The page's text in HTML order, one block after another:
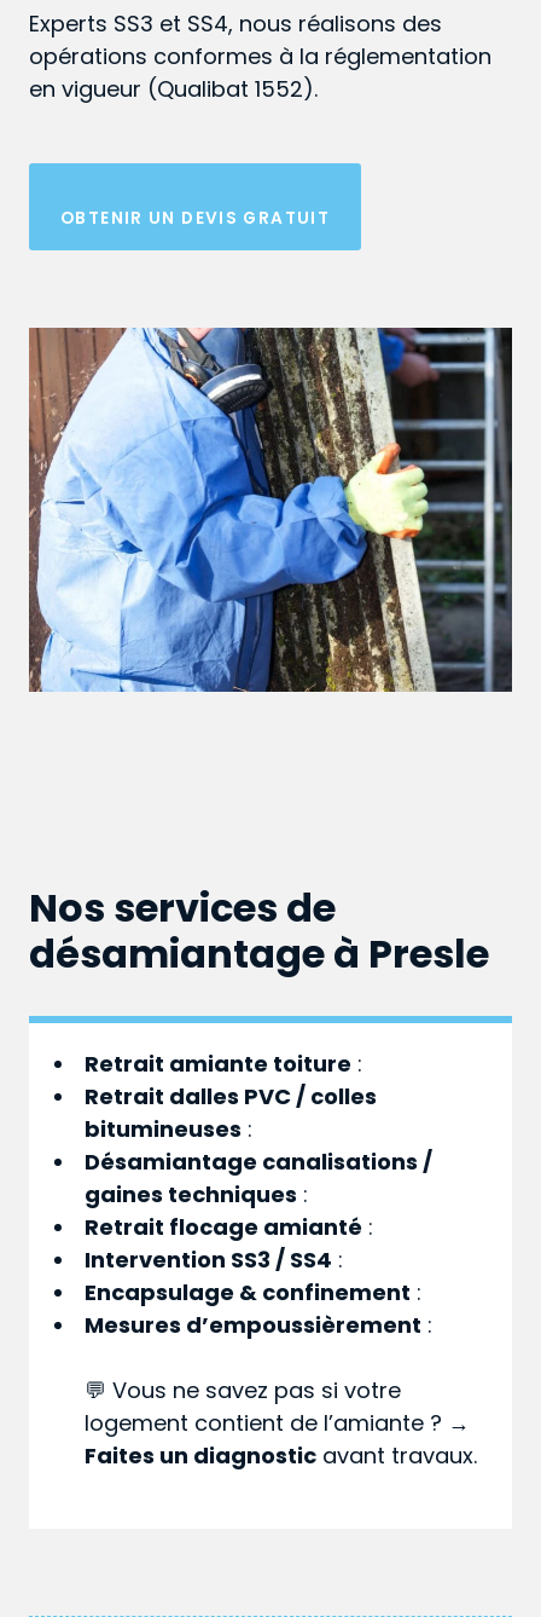
Experts SS3 et SS4, nous réalisons des
opérations conformes à la réglementation
en vigueur (Qualibat 1552).
OBTENIR UN DEVIS GRATUIT
Nos services de
désamiantage à Presle
Retrait amiante toiture :
Retrait dalles PVC / colles
bitumineuses :
Désamiantage canalisations /
gaines techniques :
Retrait flocage amianté :
Intervention SS3 / SS4 :
Encapsulage & confinement :
Mesures d’empoussièrement :
💬 Vous ne savez pas si votre
logement contient de l’amiante ? →
Faites un diagnostic avant travaux.